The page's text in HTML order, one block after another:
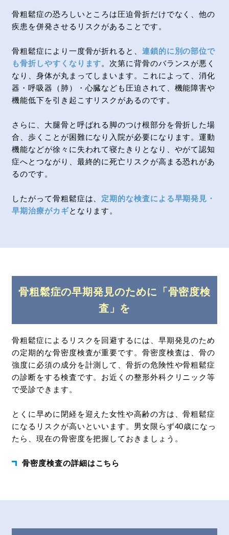
骨粗鬆症の恐ろしいところは圧迫骨折だけでなく、他の
疾患を併発させるリスクがあることです。
骨粗鬆症により一度骨が折れると、 連鎖的に別の部位で
も骨折しやすくなります。次第に背骨のバランスが悪く
なり、身体が丸まってしまいます。これによって、消化
器・呼吸器（肺）・心臓なども圧迫されて、機能障害や
機能低下を引き起こすリスクがあるのです。
さらに、大腿骨と呼ばれる脚のつけ根部分を骨折した場
合、歩くことが困難になり入院が必要になります。運動
機能などが徐々に失われて寝たきりとなり、やがて認知
症へとつながり、最終的に死亡リスクが高まる恐れがあ
るのです。
したがって骨粗鬆症は、 定期的な検査による早期発見・
早期治療がカギとなります。
骨粗鬆症の早期発見のために「骨密度検
査」を
骨粗鬆症によるリスクを回避するには、早期発見のため
の定期的な骨密度検査が重要です。骨密度検査は、骨の
強度に必須の成分を計測して、骨折の危険性や骨粗鬆症
の診断をする検査です。お近くの整形外科クリニック等
で受診できます。
とくに早めに閉経を迎えた女性や高齢の方は、骨粗鬆症
になるリスクが高いといいます。男女限らず40歳になっ
たら、現在の骨密度を把握しておきましょう。
骨密度検査の詳細はこちら